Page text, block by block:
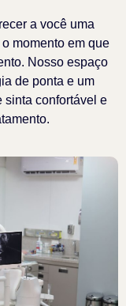
a você uma
momento em que
Nosso espaço
de ponta e um
sinta confortável e